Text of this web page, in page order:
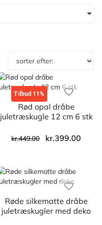
Tilbud 11%
Rød opal dråbe
juletræskugle 12 cm 6 stk
kr.449.00 kr.399.00
Røde silkematte dråbe
juletræskugler med deko